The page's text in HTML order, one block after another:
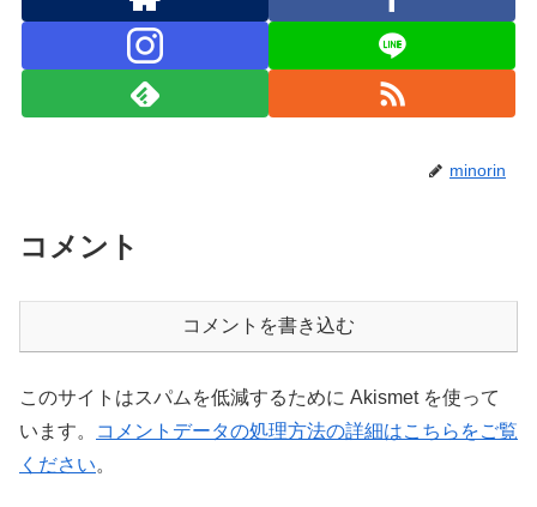
minorin
コメント
コメントを書き込む
このサイトはスパムを低減するために Akismet を使って
います。
コメントデータの処理方法の詳細はこちらをご覧
ください。